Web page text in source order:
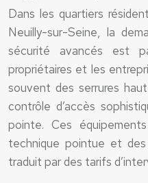
Dans les quartiers
Neuilly-sur-Seine, la
sécurité avancés est
propriétaires et les
souvent des serrures
contrôle d’accès
pointe. Ces
technique pointue et
traduit par des tarifs